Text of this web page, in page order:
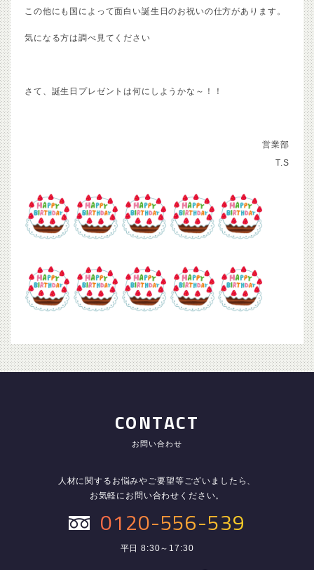
この他にも国によって面白い誕生日のお祝いの仕方があります。
気になる方は調べ見てください
さて、誕生日プレゼントは何にしようかな～！！
営業部
T.S
CONTACT
お問い合わせ
人材に関するお悩みやご要望等ございましたら、
お気軽にお問い合わせください。
0120-556-539
平日 8:30～17:30